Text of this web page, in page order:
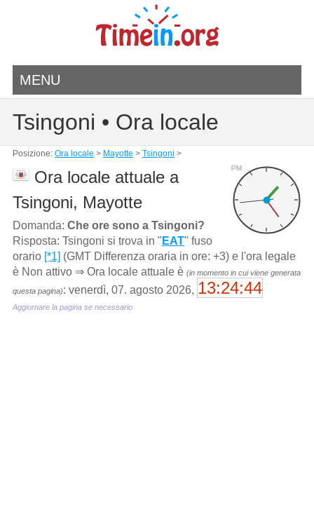
MENU
Tsingoni • Ora locale
Posizione: Ora locale > Mayotte > Tsingoni >
PM
Ora locale attuale a
Tsingoni, Mayotte
Domanda: Che ore sono a Tsingoni?
Risposta: Tsingoni si trova in " EAT" fuso
orario [*1] (GMT Differenza oraria in ore: +3) e l'ora legale
è Non attivo ⇒ Ora locale attuale è (in momento in cui viene generata
questa pagina): venerdì, 07. agosto 2026, 13:24:44
Aggiornare la pagina se necessario